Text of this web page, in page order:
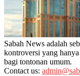
Sabah News adalah
kontroversi yang
bagi tontonan umum.
Contact us: